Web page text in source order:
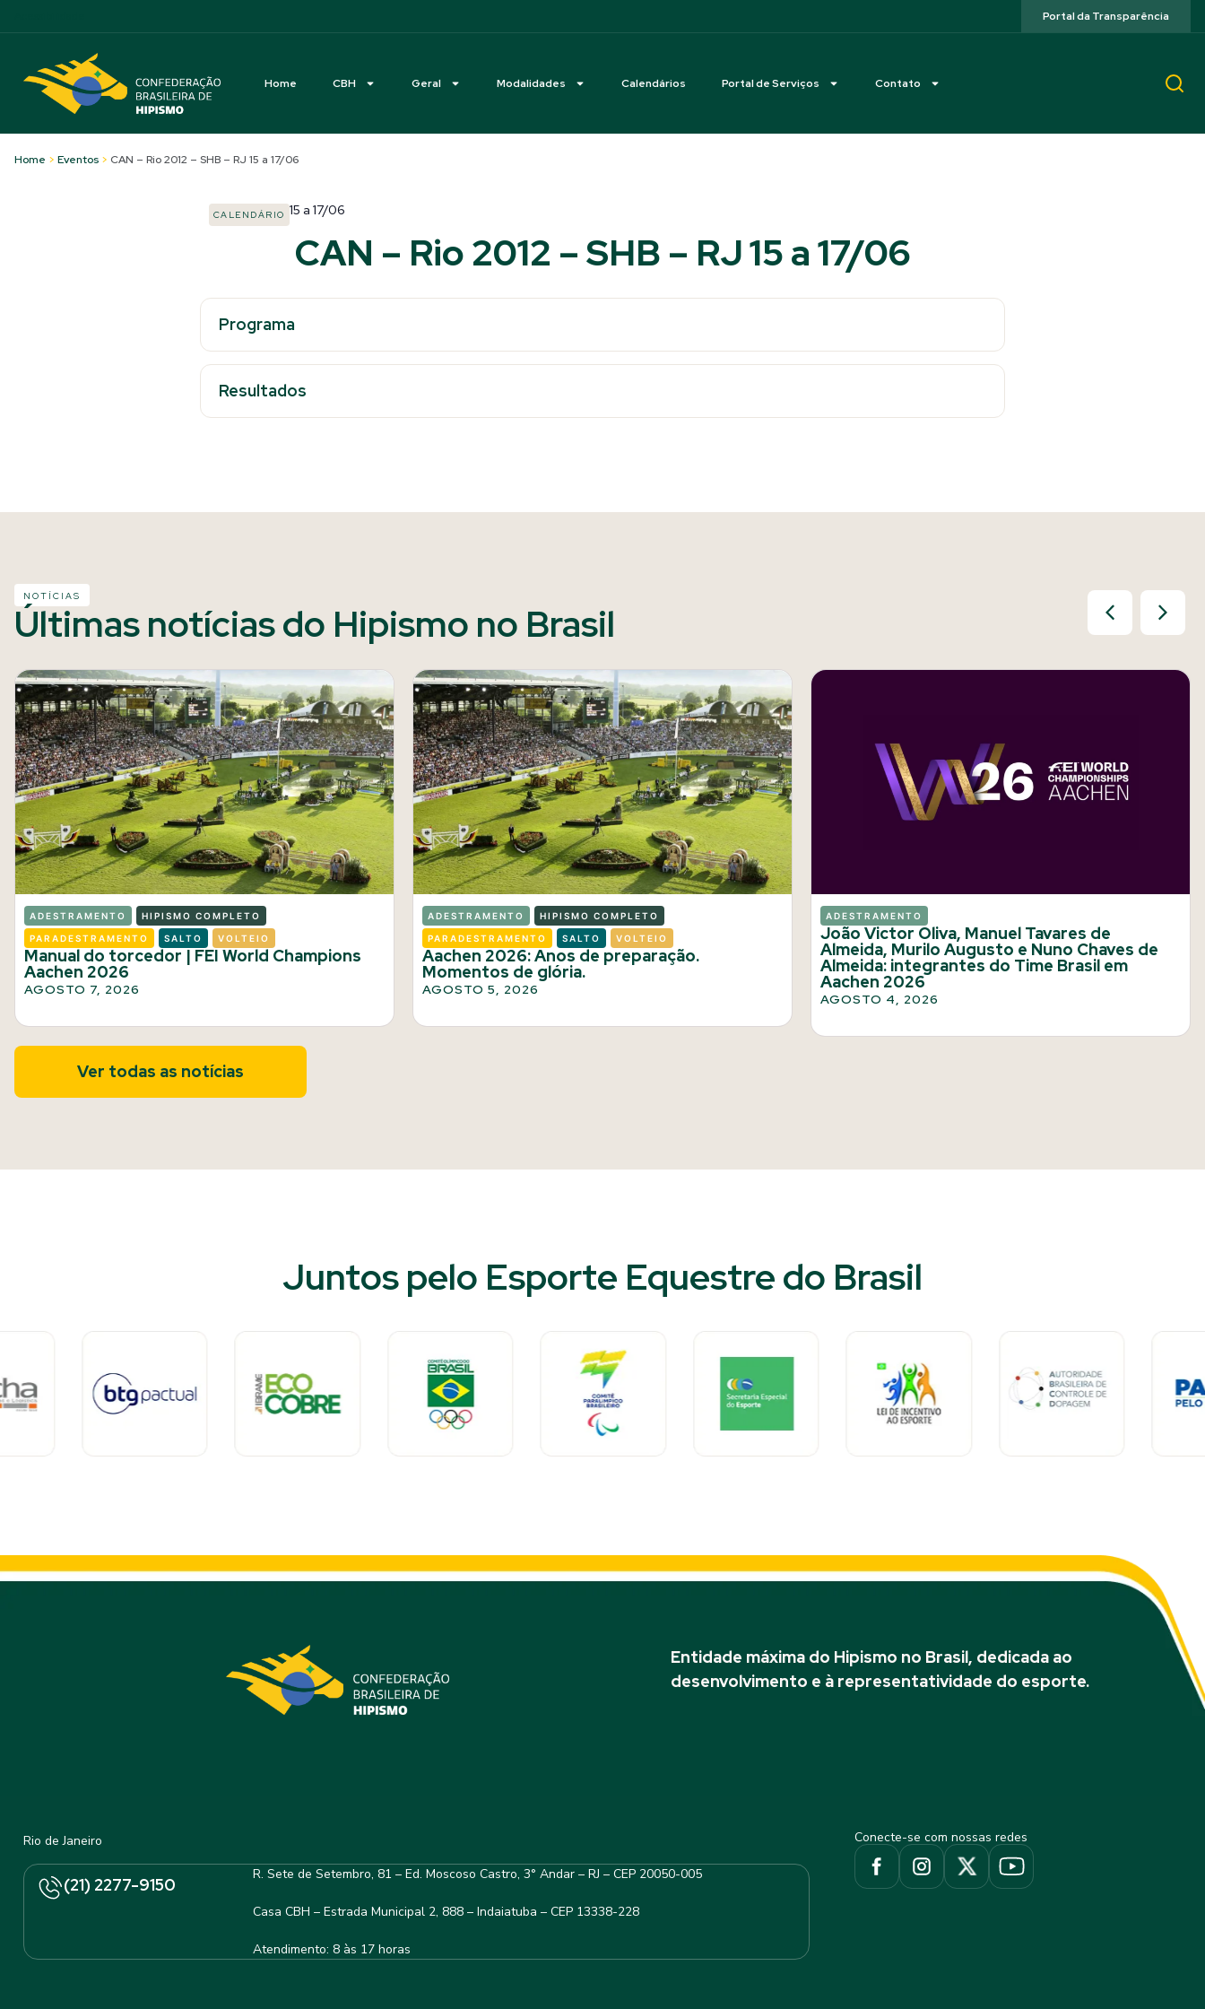
Portal da Transparência
Home CBH Geral Modalidades Calendários Portal de Serviços Contato
Home > Eventos > CAN – Rio 2012 – SHB – RJ 15 a 17/06
CALENDÁRIO 15 a 17/06
CAN – Rio 2012 – SHB – RJ 15 a 17/06
Programa
Resultados
NOTÍCIAS
Últimas notícias do Hipismo no Brasil
ADESTRAMENTO HIPISMO COMPLETO
PARADESTRAMENTO SALTO VOLTEIO
Manual do torcedor | FEI World Champions
Aachen 2026
AGOSTO 7, 2026
ADESTRAMENTO HIPISMO COMPLETO
PARADESTRAMENTO SALTO VOLTEIO
Aachen 2026: Anos de preparação.
Momentos de glória.
AGOSTO 5, 2026
ADESTRAMENTO
João Victor Oliva, Manuel Tavares de
Almeida, Murilo Augusto e Nuno Chaves de
Almeida: integrantes do Time Brasil em
Aachen 2026
AGOSTO 4, 2026
Ver todas as notícias
Juntos pelo Esporte Equestre do Brasil​
Entidade máxima do Hipismo no Brasil, dedicada ao
desenvolvimento e à representatividade do esporte.
Rio de Janeiro
(21) 2277-9150
R. Sete de Setembro, 81 – Ed. Moscoso Castro, 3° Andar – RJ – CEP 20050-005
Casa CBH – Estrada Municipal 2, 888 – Indaiatuba – CEP 13338-228
Atendimento: 8 às 17 horas
Conecte-se com nossas redes